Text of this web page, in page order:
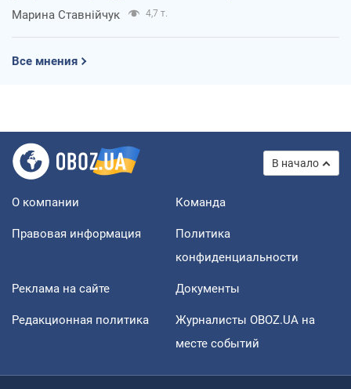
Марина Ставнійчук 4,7 т.
Все мнения
В начало
О компании Команда
Правовая информация
Политика
конфиденциальности
Реклама на сайте Документы
Редакционная политика
Журналисты OBOZ.UA на
месте событий